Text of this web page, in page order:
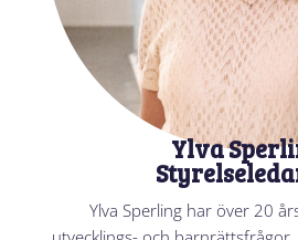
Ylva
Ylva Sperling har över 20